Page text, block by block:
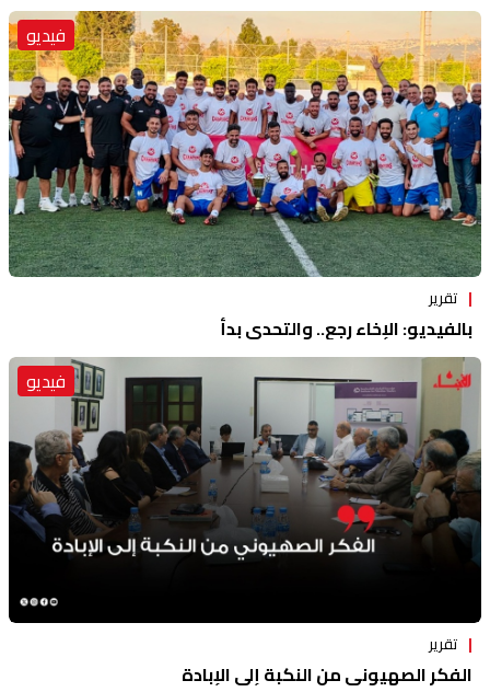
فيديو
تقرير
بالفيديو: الإخاء رجع.. والتحدي بدأ
فيديو
تقرير
الفكر الصهيوني من النكبة إلى الإبادة